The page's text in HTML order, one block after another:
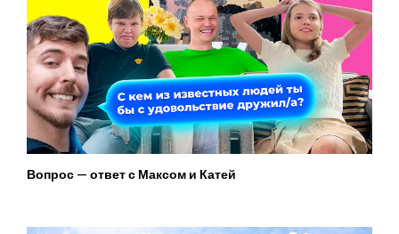
Вопрос — ответ с Максом и Катей